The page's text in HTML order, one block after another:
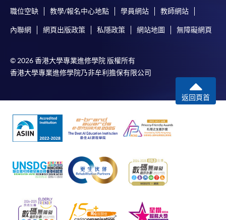
職位空缺 教學/報名中心地點 學員網站 教師網站
內聯網 網頁出版政策 私隱政策 網站地圖 無障礙網頁
© 2026 香港大學專業進修學院 版權所有
香港大學專業進修學院乃非牟利擔保有限公司
返回頁首